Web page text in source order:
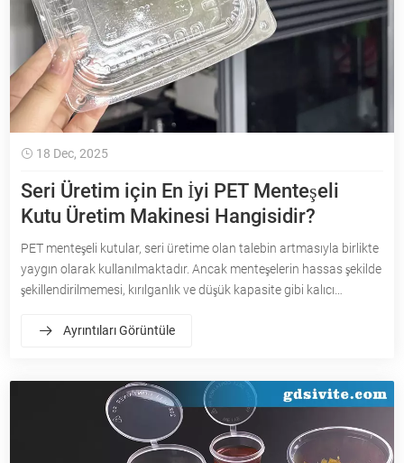
18 Dec, 2025
Seri Üretim için En İyi PET Menteşeli
Kutu Üretim Makinesi Hangisidir?
PET menteşeli kutular, seri üretime olan talebin artmasıyla birlikte
yaygın olarak kullanılmaktadır. Ancak menteşelerin hassas şekilde
şekillendirilmemesi, kırılganlık ve düşük kapasite gibi kalıcı
ekipmanı çok önemlidir. Bu makale bağımsız olarak geliştirdiğimiz
önemli menteşe faktörleri ve marka güçleri, kütle seçimi için pratik
referans sağlıyor-üretim makineleri.
Ayrıntıları Görüntüle